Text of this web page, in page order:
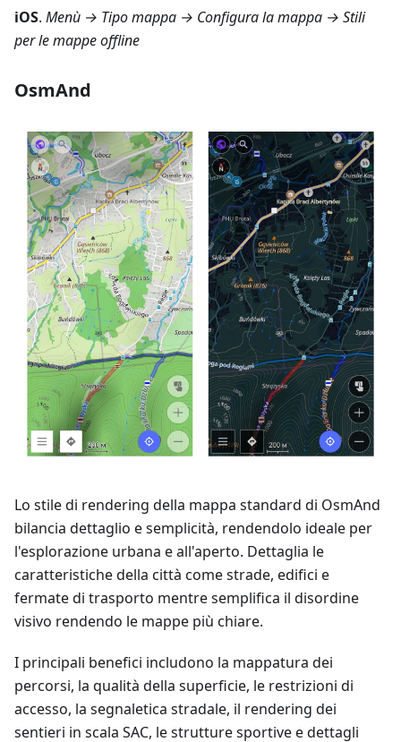
iOS. Menù → Tipo mappa → Configura la mappa → Stili
per le mappe offline
OsmAnd
Lo stile di rendering della mappa standard di OsmAnd
bilancia dettaglio e semplicità, rendendolo ideale per
l'esplorazione urbana e all'aperto. Dettaglia le
caratteristiche della città come strade, edifici e
fermate di trasporto mentre semplifica il disordine
visivo rendendo le mappe più chiare.
I principali benefici includono la mappatura dei
percorsi, la qualità della superficie, le restrizioni di
accesso, la segnaletica stradale, il rendering dei
sentieri in scala SAC, le strutture sportive e dettagli